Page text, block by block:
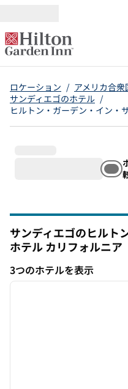
ロケーション / アメリカ合衆
サンディエゴのホテル /
ヒルトン・ガーデン・イン・
サンディエゴのヒルト
ホテル カリフォルニア
3つのホテルを表示
3つのホテルを表示
1/12